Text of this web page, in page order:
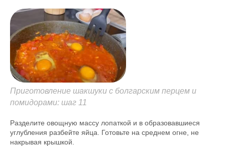
Приготовление шакшуки с болгарским перцем и
помидорами: шаг 11
Разделите овощную массу лопаткой и в образовавшиеся
углубления разбейте яйца. Готовьте на среднем огне, не
накрывая крышкой.